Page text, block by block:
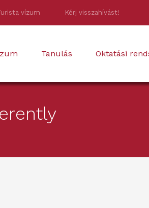
vízum Kérj visszahívást!
Tanulás Oktatási